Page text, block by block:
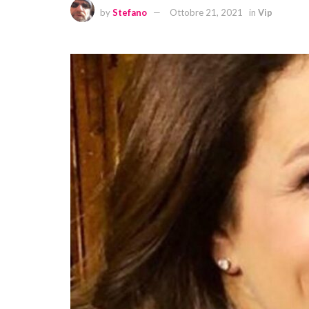
byStefano Ottobre 21, 2021 in Vip